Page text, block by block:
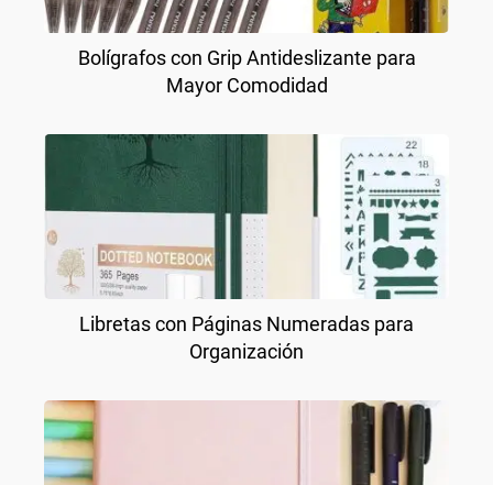
Bolígrafos con Grip Antideslizante para
Mayor Comodidad
Libretas con Páginas Numeradas para
Organización